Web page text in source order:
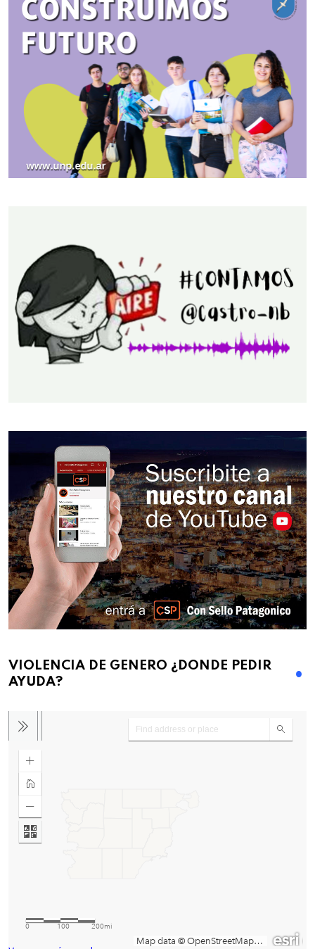
VIOLENCIA DE GENERO ¿DONDE PEDIR
AYUDA?